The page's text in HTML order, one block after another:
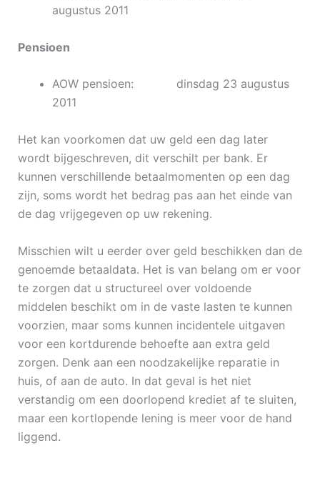
augustus 2011
Pensioen
AOW pensioen: dinsdag 23 augustus
2011
Het kan voorkomen dat uw geld een dag later
wordt bijgeschreven, dit verschilt per bank. Er
kunnen verschillende betaalmomenten op een dag
zijn, soms wordt het bedrag pas aan het einde van
de dag vrijgegeven op uw rekening.
Misschien wilt u eerder over geld beschikken dan de
genoemde betaaldata. Het is van belang om er voor
te zorgen dat u structureel over voldoende
middelen beschikt om in de vaste lasten te kunnen
voorzien, maar soms kunnen incidentele uitgaven
voor een kortdurende behoefte aan extra geld
zorgen. Denk aan een noodzakelijke reparatie in
huis, of aan de auto. In dat geval is het niet
verstandig om een doorlopend krediet af te sluiten,
maar een kortlopende lening is meer voor de hand
liggend.